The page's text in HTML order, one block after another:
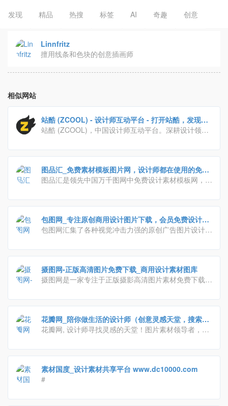
发现 精品 热搜 标签 AI 奇趣 创意
Linnfritz
擅用线条和色块的创意插画师
相似网站
站酷 (ZCOOL) - 设计师互动平台 - 打开站酷，发现更
好的设计！
站酷 (ZCOOL)，中国设计师互动平台。深耕设计领域
师、艺术家、创意人，设计创意群体中具有较高的影响
图品汇_免费素材模板图片网，设计师都在使用的免费
素材图片平台
图品汇是领先中国万千图网中免费设计素材模板网，提
报/模板等，致力将中国优秀的设计师，高品质的设计
日更新2000+，高速免费下载。
包图网_专注原创商用设计图片下载，会员免费设计素
材模板独家图库
包图网汇集了各种视觉冲击力强的原创广告图片设计、
插画动图、装饰模型等素材，由顶尖的设计师供稿，符
网。
摄图网-正版高清图片免费下载_商用设计素材图库
摄图网是一家专注于正版摄影高清图片素材免费下载的
商务,建筑,风景,美食,家居,外景,背景等好看的图片设计
成长，百万图片量和设计师在这里找到满意的图片素材
和设计灵感!
花瓣网_陪你做生活的设计师（创意灵感天堂，搜索、
发现设计灵感、设计素材）
花瓣网, 设计师寻找灵感的天堂！图片素材领导者，帮
感,保存有用的素材,计划旅行,晒晒自己想要的东西
素材国度_设计素材共享平台 www.dc10000.com
#